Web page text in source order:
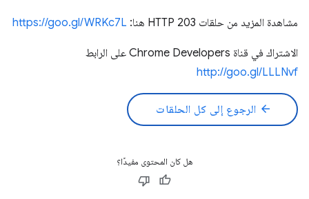
مشاهدة المزيد من حلقات HTTP 203 هنا: https://goo.gl/WRKc7L
الاشتراك في قناة Chrome Developers على الرابط
http://goo.gl/LLLNvf
arrow_back الرجوع إلى كل الحلقات
هل كان المحتوى مفيدًا؟